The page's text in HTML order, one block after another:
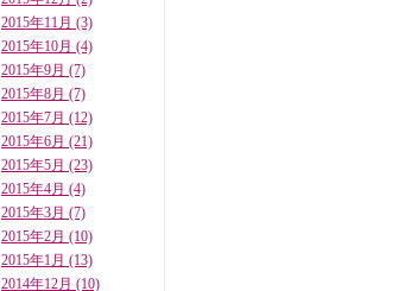
2015年11月 (3)
2015年10月 (4)
2015年9月 (7)
2015年8月 (7)
2015年7月 (12)
2015年6月 (21)
2015年5月 (23)
2015年4月 (4)
2015年3月 (7)
2015年2月 (10)
2015年1月 (13)
2014年12月 (10)